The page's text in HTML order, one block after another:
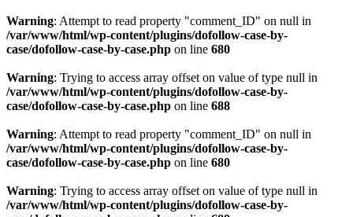
Warning: Attempt to read property "comment_ID" on null in
/var/www/html/wp-content/plugins/dofollow-case-by-
case/dofollow-case-by-case.php on line 680
Warning: Trying to access array offset on value of type null in
/var/www/html/wp-content/plugins/dofollow-case-by-
case/dofollow-case-by-case.php on line 688
Warning: Attempt to read property "comment_ID" on null in
/var/www/html/wp-content/plugins/dofollow-case-by-
case/dofollow-case-by-case.php on line 680
Warning: Trying to access array offset on value of type null in
/var/www/html/wp-content/plugins/dofollow-case-by-